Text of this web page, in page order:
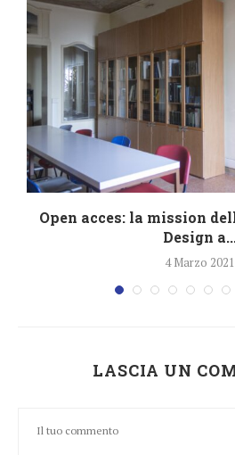
Open acces: la mission
Design
4 Marzo 2021
LASCIA UN